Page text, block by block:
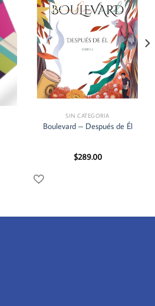
SIN CATEGORIA
Boulevard – Después de Él
$289.00